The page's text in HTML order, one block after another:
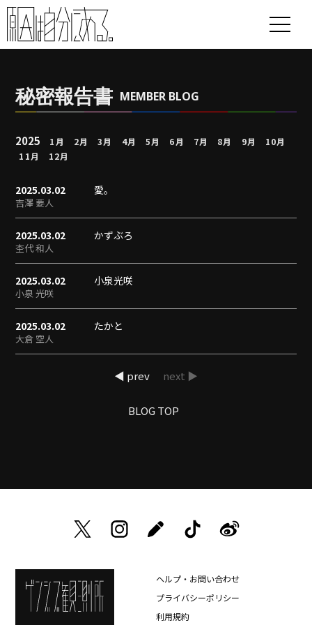
秘密報告書 MEMBER BLOG
2025 1月 2月 3月 4月 5月 6月 7月 8月 9月
10月
11月
12月
2025.03.02
吉澤 要人
愛。
2025.03.02
杢代 和人
かずぶろ
2025.03.02
小泉 光咲
小泉光咲
2025.03.02
大倉 空人
たかと
◀ prev next ▶
BLOG TOP
ヘルプ・お問い合わせ
プライバシーポリシー
利用規約